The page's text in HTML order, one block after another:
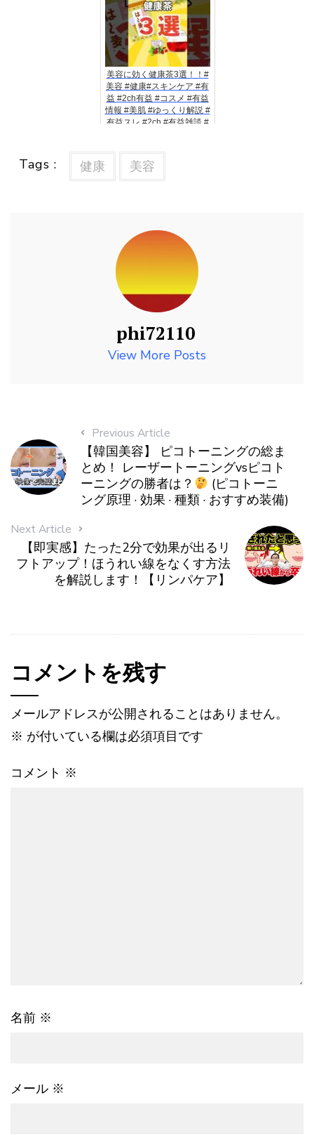
美容に効く健康茶3選！！#
美容 #健康#スキンケア #有
益 #2ch有益 #コスメ #有益
情報 #美肌 #ゆっくり解説 #
有益スレ #2ch #有益雑談 #
Tags : 健康 美容
phi72110
View More Posts
Previous Article
【韓国美容】 ピコトーニングの総ま
とめ！ レーザートーニングvsピコト
ーニングの勝者は？
(ピコトーニ
ング原理 · 効果 · 種類 · おすすめ装備)
Next Article
【即実感】たった2分で効果が出るリ
フトアップ！ほうれい線をなくす方法
を解説します！【リンパケア】
コメントを残す
メールアドレスが公開されることはありません。
※ が付いている欄は必須項目です
コメント ※
名前 ※
メール ※